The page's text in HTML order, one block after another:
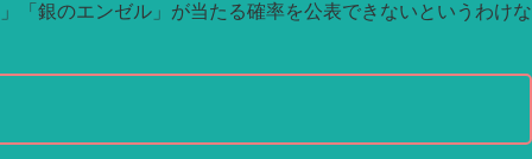
「銀のエンゼル」が当たる確率を公表できないというわけな